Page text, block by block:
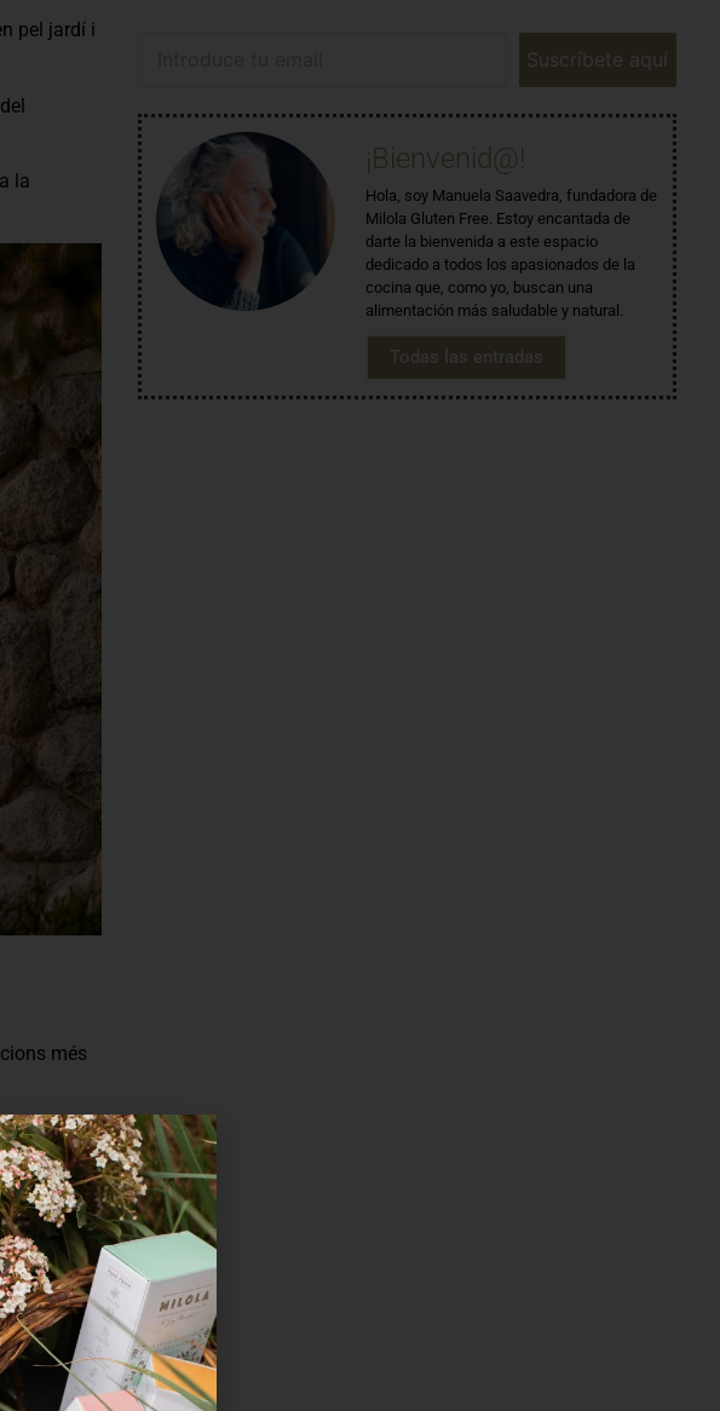
pel jardí i
la
més
com, a
Suscríbete aquí
¡Bienvenid@!
Hola, soy Manuela Saavedra, fundadora de
Milola Gluten Free. Estoy encantada de
darte la bienvenida a este espacio
dedicado a todos los apasionados de la
cocina que, como yo, buscan una
alimentación más saludable y natural.
Todas las entradas